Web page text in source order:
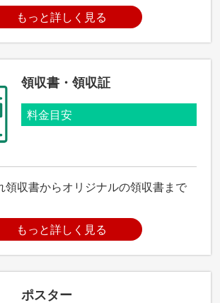
もっと詳しく見る
領収書・領収証
料金目安
領収書からオリジナルの領収書まで
もっと詳しく見る
ポスター